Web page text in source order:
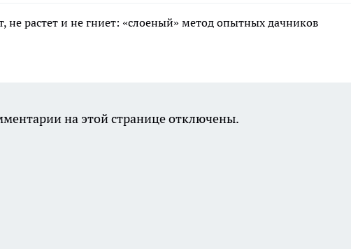
не растет и не гниет: «слоеный» метод опытных дачников
на этой странице отключены.